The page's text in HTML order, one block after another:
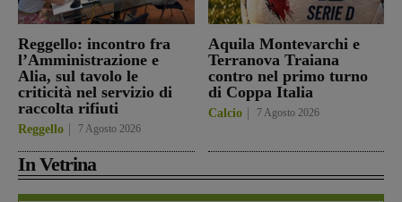
Reggello: incontro fra
l’Amministrazione e
Alia, sul tavolo le
criticità nel servizio di
raccolta rifiuti
Reggello 7 Agosto 2026
Aquila Montevarchi e
Terranova Traiana
contro nel primo turno
di Coppa Italia
Calcio 7 Agosto 2026
In Vetrina